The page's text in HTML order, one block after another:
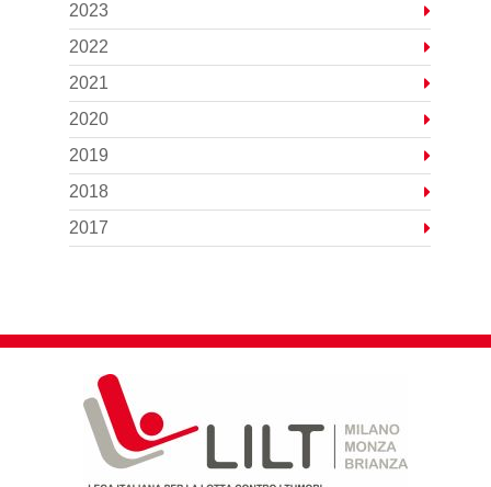
2023
2022
2021
2020
2019
2018
2017